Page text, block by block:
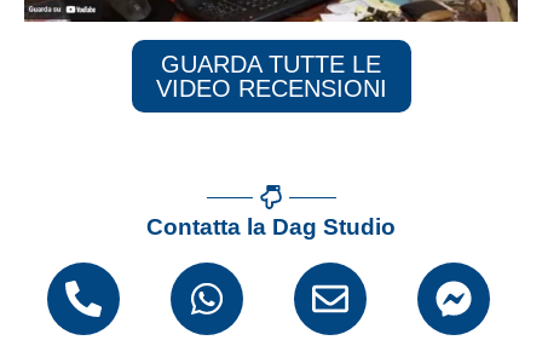
GUARDA TUTTE LE
VIDEO RECENSIONI
Contatta la Dag Studio